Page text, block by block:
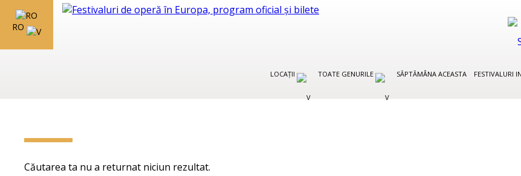
RO
LOCAȚII TOATE GENURILE SĂPTĂMÂNA ACEASTA FESTIVALURI
Căutarea ta nu a returnat niciun rezultat.